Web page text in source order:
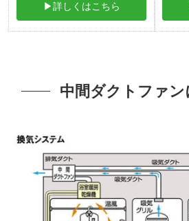
▶詳しくはこちら
中間ダクトファン